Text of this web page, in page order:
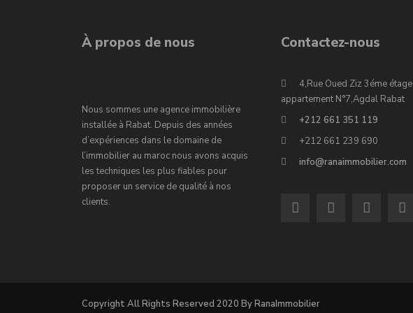
À propos de nous
Nous sommes une agence immobilière
installée à Rabat. Depuis des années
d’expériences dans le domaine de
l’immobilier au maroc nous avons acquis
les techniques les plus fiables pour
proposer un service de qualité à nos
clients.
Contactez-nous
4,Rue Oued Ziz 3éme étage
appartement N°7,Agdal Rabat
+212 661 351 119
+212 661 239 690
info@ranaimmobilier.com
Copyright All Rights Reserved 2020 By RanaImmobilier